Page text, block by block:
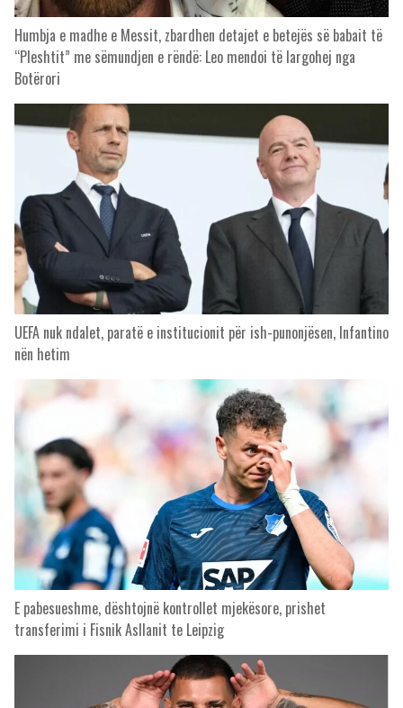
Humbja e madhe e Messit, zbardhen detajet e betejës së babait të
“Pleshtit” me sëmundjen e rëndë: Leo mendoi të largohej nga
Botërori
UEFA nuk ndalet, paratë e institucionit për ish-punonjësen, Infantino
nën hetim
E pabesueshme, dështojnë kontrollet mjekësore, prishet
transferimi i Fisnik Asllanit te Leipzig